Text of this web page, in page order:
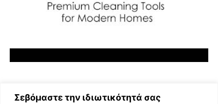
Σεβόμαστε την ιδιωτικότητά σας